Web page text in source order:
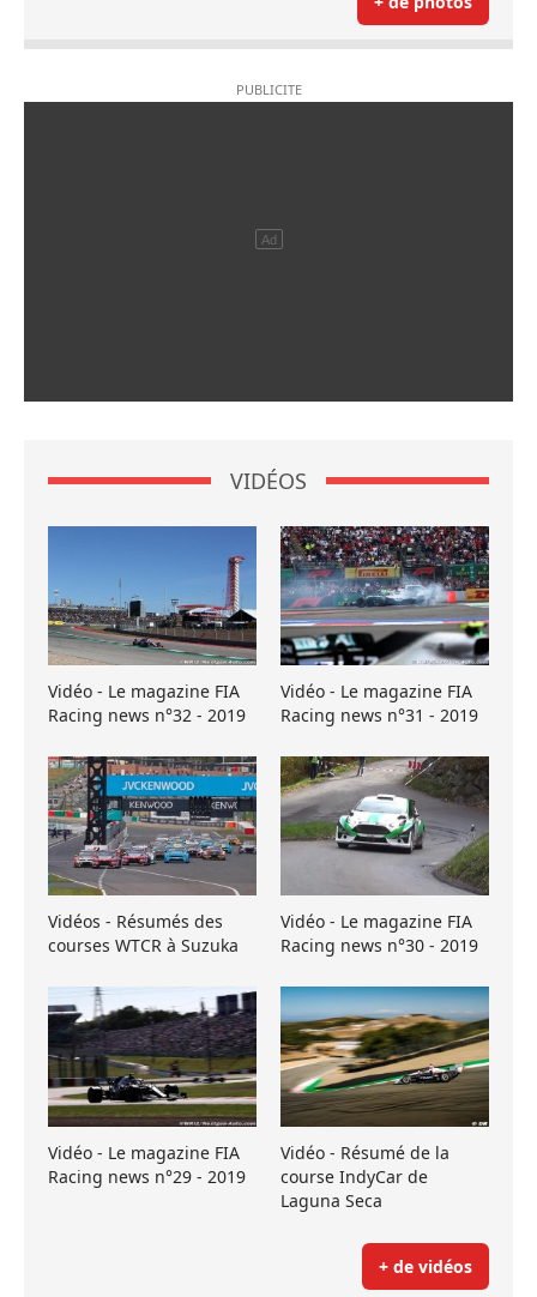
VIDÉOS
Vidéo - Le magazine FIA
Racing news n°32 - 2019
Vidéo - Le magazine FIA
Racing news n°31 - 2019
Vidéos - Résumés des
courses WTCR à Suzuka
Vidéo - Le magazine FIA
Racing news n°30 - 2019
Vidéo - Le magazine FIA
Racing news n°29 - 2019
Vidéo - Résumé de la
course IndyCar de
Laguna Seca
+ de vidéos